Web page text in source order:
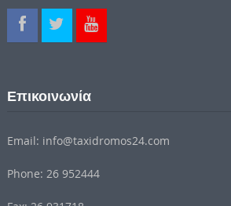
Επικοινωνία
Email: info@taxidromos24.com
Phone: 26 952444